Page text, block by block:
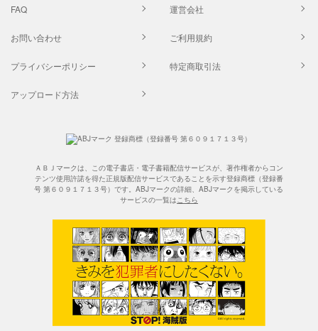
FAQ 運営会社
お問い合わせ ご利用規約
プライバシーポリシー 特定商取引法
アップロード方法
ＡＢＪマークは、この電子書店・電子書籍配信サービスが、著作権者からコン
テンツ使用許諾を得た正規版配信サービスであることを示す登録商標（登録番
号 第６０９１７１３号）です。ABJマークの詳細、ABJマークを掲示している
サービスの一覧はこちら